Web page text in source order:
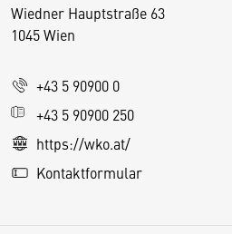
Wiedner Hauptstraße 63
1045 Wien
+43 5 90900 0
+43 5 90900 250
https://wko.at/
Kontaktformular
D
s
e
S
e